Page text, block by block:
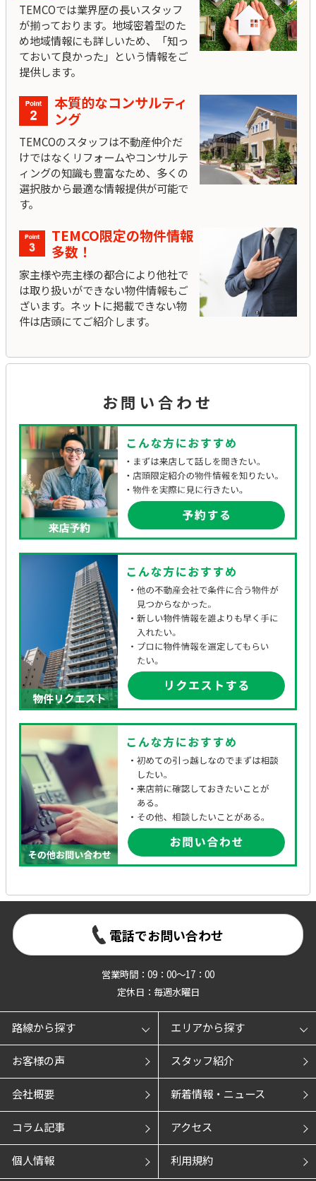
TEMCOでは業界歴の長いスタッフ
が揃っております。地域密着型のた
め地域情報にも詳しいため、「知っ
ておいて良かった」という情報をご
提供します。
本質的なコンサルティ
ング
TEMCOのスタッフは不動産仲介だ
けではなくリフォームやコンサルテ
ィングの知識も豊富なため、多くの
選択肢から最適な情報提供が可能で
す。
TEMCO限定の物件情報
多数！
家主様や売主様の都合により他社で
は取り扱いができない物件情報もご
ざいます。ネットに掲載できない物
件は店頭にてご紹介します。
お問い合わせ
電話でお問い合わせ
営業時間：09：00～17：00
定休日：毎週水曜日
路線から探す エリアから探す
お客様の声 スタッフ紹介
会社概要 新着情報・ニュース
コラム記事 アクセス
個人情報 利用規約